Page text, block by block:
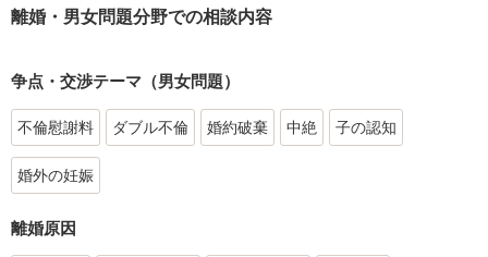
離婚・男女問題分野での相談内容
争点・交渉テーマ（男女問題）
不倫慰謝料 ダブル不倫 婚約破棄 中絶 子の認知
婚外の妊娠
離婚原因